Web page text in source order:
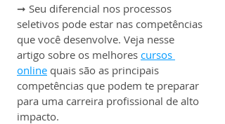
➞ Seu diferencial nos processos
seletivos pode estar nas competências
que você desenvolve. Veja nesse
artigo sobre os melhores cursos
online quais são as principais
competências que podem te preparar
para uma carreira profissional de alto
impacto.